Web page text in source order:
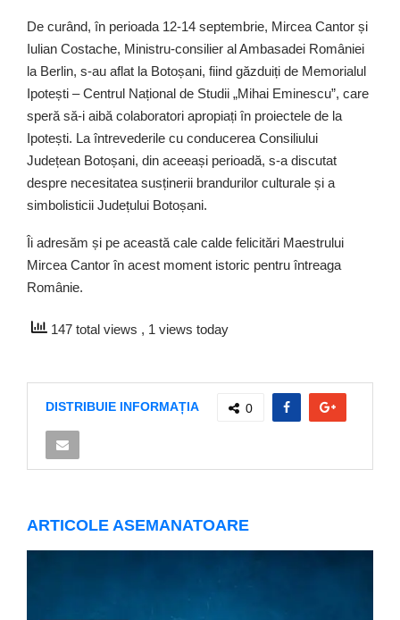
De curând, în perioada 12-14 septembrie, Mircea Cantor și
Iulian Costache, Ministru-consilier al Ambasadei României
la Berlin, s-au aflat la Botoșani, fiind găzduiți de Memorialul
Ipotești – Centrul Național de Studii „Mihai Eminescu”, care
speră să-i aibă colaboratori apropiați în proiectele de la
Ipotești. La întrevederile cu conducerea Consiliului
Județean Botoșani, din aceeași perioadă, s-a discutat
despre necesitatea susținerii brandurilor culturale și a
simbolisticii Județului Botoșani.
Îi adresăm și pe această cale calde felicitări Maestrului
Mircea Cantor în acest moment istoric pentru întreaga
Românie.
147 total views , 1 views today
DISTRIBUIE INFORMAȚIA 0
ARTICOLE ASEMANATOARE